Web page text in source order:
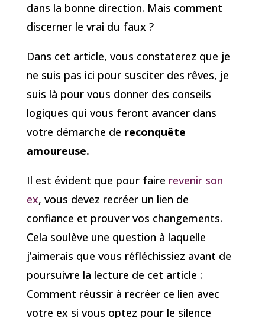
dans la bonne direction. Mais comment
discerner le vrai du faux ?
Dans cet article, vous constaterez que je
ne suis pas ici pour susciter des rêves, je
suis là pour vous donner des conseils
logiques qui vous feront avancer dans
votre démarche de reconquête
amoureuse.
Il est évident que pour faire revenir son
ex, vous devez recréer un lien de
confiance et prouver vos changements.
Cela soulève une question à laquelle
j’aimerais que vous réfléchissiez avant de
poursuivre la lecture de cet article :
Comment réussir à recréer ce lien avec
votre ex si vous optez pour le silence